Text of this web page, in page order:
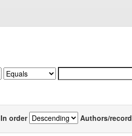
In order Authors/record